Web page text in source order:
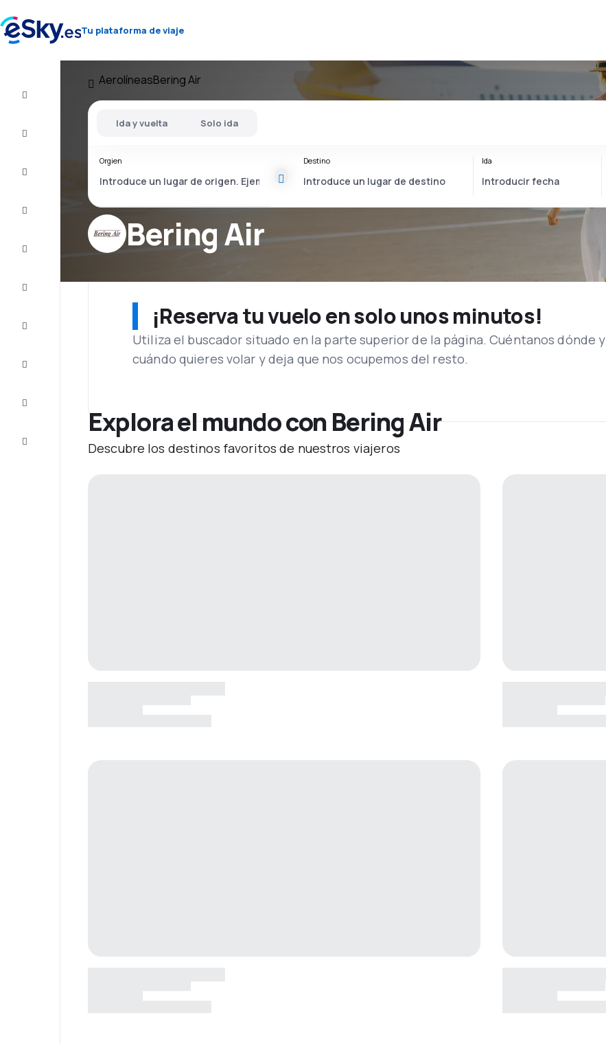
Tu plataforma de viaje
AerolíneasBering Air
Bering Air
Ida y vuelta Solo ida
Orgien Destino Ida
¡Reserva tu vuelo en solo unos minutos!
Utiliza el buscador situado en la parte superior de la página. Cuéntanos dónde y
cuándo quieres volar y deja que nos ocupemos del resto.
Explora el mundo con Bering Air
Descubre los destinos favoritos de nuestros viajeros